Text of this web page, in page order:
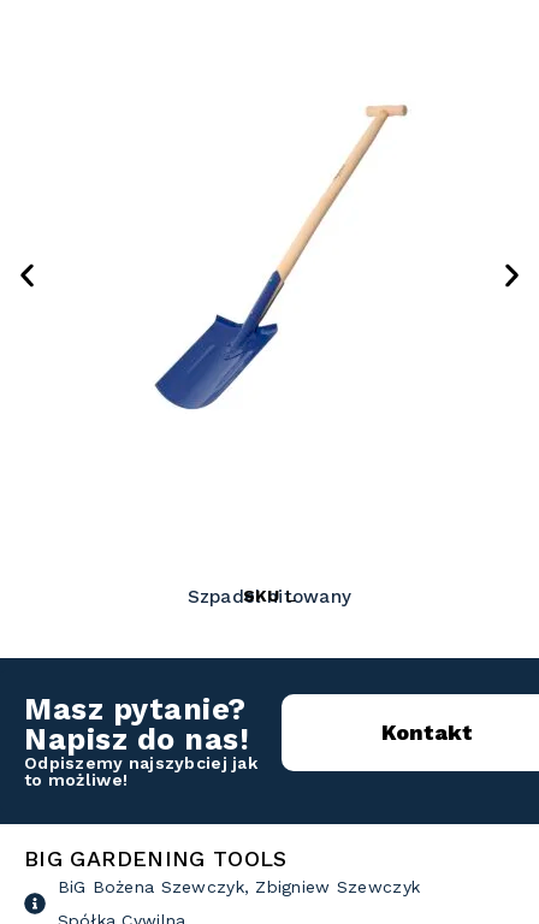
Szpadel nitowany
SKUL
Masz pytanie?
Napisz do nas!
Odpiszemy najszybciej jak
to możliwe!
Kontakt
BIG GARDENING TOOLS
BiG Bożena Szewczyk, Zbigniew Szewczyk
Spółka Cywilna